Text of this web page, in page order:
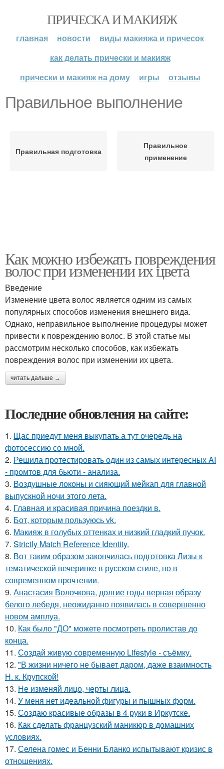
ПРИЧЕСКА И МАКИЯЖ
главная новости
виды макияжа и причесок
как делать прически и макияж
прически и макияж на дому
игры отзывы
Правильное выполнение
Правильная подготовка
Правильное
применение
Как можно избежать повреждения
волос при изменении их цвета
Введение
Изменение цвета волос является одним из самых
популярных способов изменения внешнего вида.
Однако, неправильное выполнение процедуры может
привести к повреждению волос. В этой статье мы
рассмотрим несколько способов, как избежать
повреждения волос при изменении их цвета.
читать дальше →
Последние обновления на сайте:
1. Щас приедут меня выкупать а тут очередь на
фотосессию со мной.
2. Решила протестировать один из самых интересных AI
- промтов для бьюти - анализа.
3. Воздушные локоны и сияющий мейкап для главной
выпускной ночи этого лета.
4. Главная и красивая причина поездки в.
5. Бот, которым пользуюсь vk.
6. Макияж в голубых оттенках и низкий гладкий пучок.
7. Strictly Match Reference Identity.
8. Вот таким образом закончилась подготовка Лизы к
тематической вечеринке в русском стиле, но в
современном прочтении.
9. Анастасия Волочкова, долгие годы верная образу
белого лебедя, неожиданно появилась в совершенно
новом амплуа.
10. Как было "ДО" можете посмотреть пролистав до
конца.
11. Создай живую современную Lifestyle - съёмку.
12. "В жизни ничего не бывает даром, даже взаимность
Н. к. Крупской!
13. Не изменяй лицо, черты лица.
14. У меня нет идеальной фигуры и пышных форм.
15. Создаю красивые образы в 4 руки в Иркутске.
16. Как сделать французский маникюр в домашних
условиях.
17. Селена гомес и Бенни Бланко испытывают кризис в
отношениях.